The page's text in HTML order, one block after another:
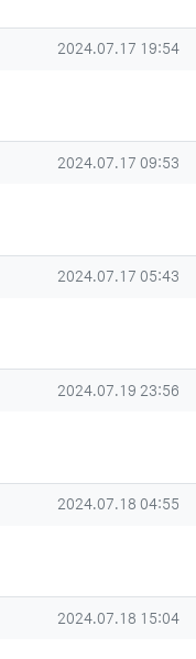
작성일
2024.07.17 19:54
작성일
2024.07.17 09:53
작성일
2024.07.17 05:43
작성일
2024.07.19 23:56
작성일
2024.07.18 04:55
작성일
2024.07.18 15:04